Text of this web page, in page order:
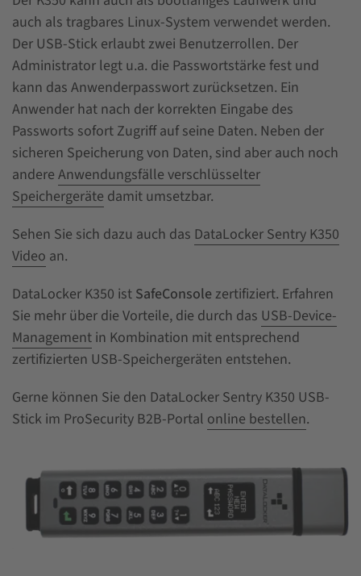
auch als tragbares Linux-System verwendet werden.
Der USB-Stick erlaubt zwei Benutzerrollen. Der
Administrator legt u.a. die Passwortstärke fest und
kann das Anwenderpasswort zurücksetzen. Ein
Anwender hat nach der korrekten Eingabe des
Passworts sofort Zugriff auf seine Daten. Neben der
sicheren Speicherung von Daten, sind aber auch noch
andere Anwendungsfälle verschlüsselter
Speichergeräte damit umsetzbar.
Sehen Sie sich dazu auch das DataLocker Sentry K350
Video an.
DataLocker K350 ist SafeConsole zertifiziert. Erfahren
Sie mehr über die Vorteile, die durch das USB-Device-
Management in Kombination mit entsprechend
zertifizierten USB-Speichergeräten entstehen.
Gerne können Sie den DataLocker Sentry K350 USB-
Stick im ProSecurity B2B-Portal online bestellen.